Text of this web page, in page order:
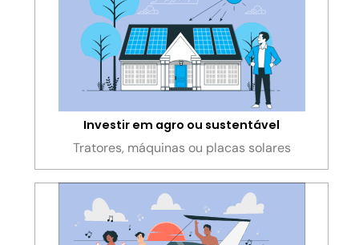
Investir em agro ou sustentável
Tratores, máquinas ou placas solares